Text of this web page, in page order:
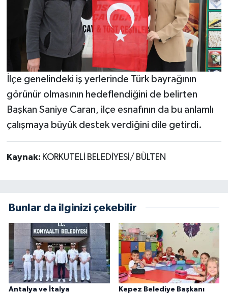
İlçe genelindeki iş yerlerinde Türk bayrağının
görünür olmasının hedeflendiğini de belirten
Başkan Saniye Caran, ilçe esnafının da bu anlamlı
çalışmaya büyük destek verdiğini dile getirdi.
Kaynak: KORKUTELİ BELEDİYESİ/ BÜLTEN
Bunlar da ilginizi çekebilir
Antalya ve İtalya Kepez Belediye Başkanı